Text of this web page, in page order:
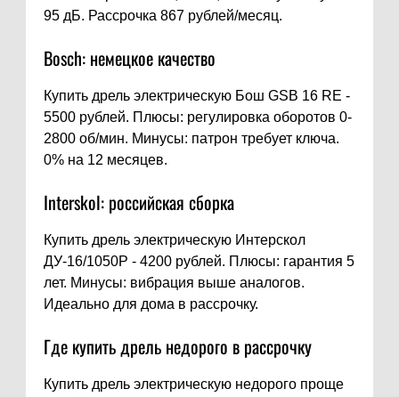
95 дБ. Рассрочка 867 рублей/месяц.
Bosch: немецкое качество
Купить дрель электрическую Бош GSB 16 RE -
5500 рублей. Плюсы: регулировка оборотов 0-
2800 об/мин. Минусы: патрон требует ключа.
0% на 12 месяцев.
Interskol: российская сборка
Купить дрель электрическую Интерскол
ДУ-16/1050Р - 4200 рублей. Плюсы: гарантия 5
лет. Минусы: вибрация выше аналогов.
Идеально для дома в рассрочку.
Где купить дрель недорого в рассрочку
Купить дрель электрическую недорого проще